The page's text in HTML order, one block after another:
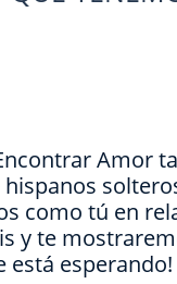
Amor
como tú en
y te
está esperando!